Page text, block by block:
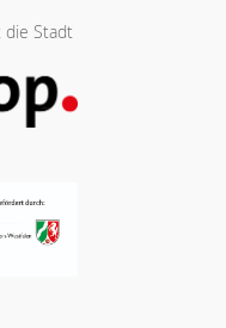
die Stadt